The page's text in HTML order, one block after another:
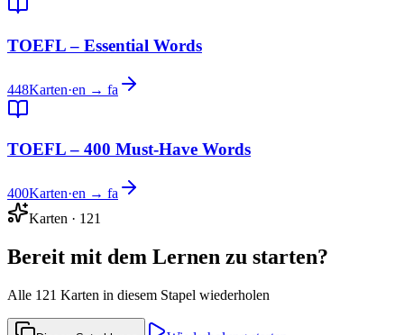
TOEFL – Essential Words
448Karten·en → fa
TOEFL – 400 Must-Have Words
400Karten·en → fa
Karten · 121
Bereit mit dem Lernen zu starten?
Alle 121 Karten in diesem Stapel wiederholen